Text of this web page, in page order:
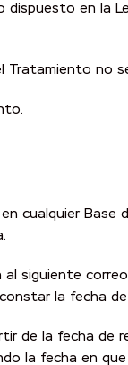
en la
no
cualquier Base
siguiente
la fecha
de la fecha de
la fecha en